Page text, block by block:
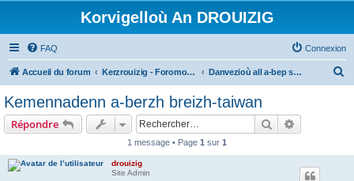
Korvigelloù An DROUIZIG
FAQ Connexion
Accueil du forum Kerzrouizig - Foromoù An Drouizig Danvezioù all a-bep seurt
Kemennadenn a-berzh breizh-taiwan
Répondre Rechercher
1 message • Page 1 sur 1
drouizig
Site Admin